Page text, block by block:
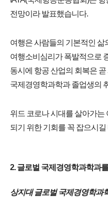
전망이라 발표했습니다.
여행은 사람들의 기본적인 삶
여행소비심리가 폭발적으로
동시에 항공 산업의 회복은
국제경영학과학과 졸업생의
위드 코로나 시대를 살아가
되기 위한 기회를 꼭 잡으시길
2. 글로벌 국제경영학과학과
상지대 글로벌 국제경영학과